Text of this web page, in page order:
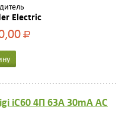
Electric
Р
iC60 4П 63A 30mA AC